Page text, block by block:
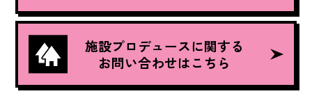
施設プロデュースに関する
お問い合わせはこちら